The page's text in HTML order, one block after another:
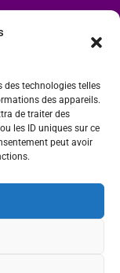
des technologies telles
des appareils.
de traiter des
les ID uniques sur ce
peut avoir
légales